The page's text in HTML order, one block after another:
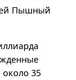
Пышный
35